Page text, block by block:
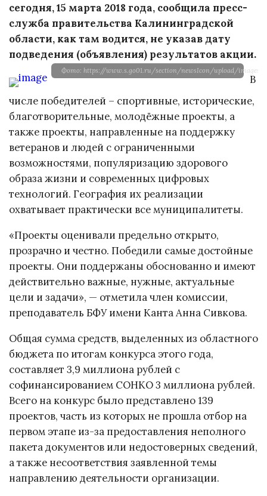
сегодня, 15 марта 2018 года, сообщила пресс-
служба правительства Калининградской
области, как там водится, не указав дату
подведения (объявления) результатов акции.
Фото: https://www.s.go01.ru/section/newsIcon/upload/
В
числе победителей – спортивные, исторические,
благотворительные, молодёжные проекты, а
также проекты, направленные на поддержку
ветеранов и людей с ограниченными
возможностями, популяризацию здорового
образа жизни и современных цифровых
технологий. География их реализации
охватывает практически все муниципалитеты.
«Проекты оценивали предельно открыто,
прозрачно и честно. Победили самые достойные
проекты. Они поддержаны обоснованно и имеют
действительно важные, нужные, актуальные
цели и задачи», — отметила член комиссии,
преподаватель БФУ имени Канта Анна Сивкова.
Общая сумма средств, выделенных из областного
бюджета по итогам конкурса этого года,
составляет 3,9 миллиона рублей с
софинансированием СОНКО 3 миллиона рублей.
Всего на конкурс было представлено 139
проектов, часть из которых не прошла отбор на
первом этапе из-за предоставления неполного
пакета документов или недостоверных сведений,
а также несоответствия заявленной темы
направлению деятельности организации.